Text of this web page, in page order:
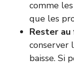
comme
que les
Rester au
conserver
baisse. Si